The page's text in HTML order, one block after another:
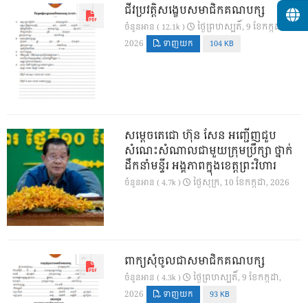
ជីវប្រវត្តិសង្ខេបសមាជិកគណបក្ស
ចំនួនអាន ( 12.1k )
ថ្ងៃ​ព្រហស្បតិ៍, 9 ខែ​កក្កដា,
2026
ទាញយក 104 KB
សម្តេចតេជោ ហ៊ុន សែន អញ្ជើញជួប
សំណេះសំណាលជាមួយក្រុមប្រឹក្សា ថ្នាក់
ដឹកនាំមន្ទីរ អង្គភាពក្នុងខេត្តព្រះវិហារ
ចំនួនអាន ( 4.7k ) ថ្ងៃ​សុក្រ, 10 ខែ​កក្កដា, 2026
ពាក្យសុំចូលជាសមាជិកគណបក្ស
ចំនួនអាន ( 4.3k )
ថ្ងៃ​ព្រហស្បតិ៍, 9 ខែ​កក្កដា,
2026
ទាញយក 93 KB